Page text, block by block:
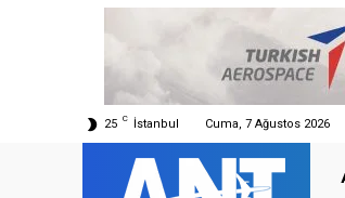
25 C İstanbul Cuma, 7 Ağustos 2026